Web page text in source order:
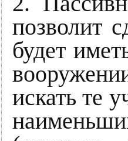
позволит
будет
искать те